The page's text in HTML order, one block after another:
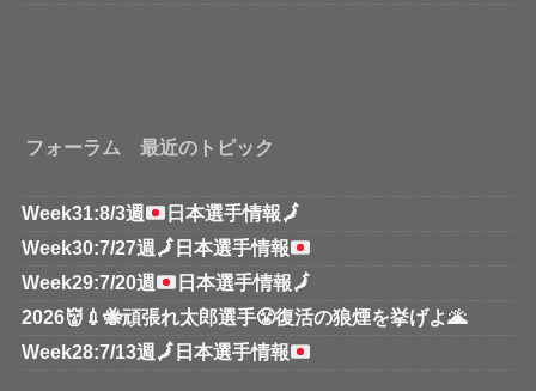
フォーラム 最近のトピック
Week31:8/3週 日本選手情報🗾
Week30:7/27週 🗾 日本選手情報
Week29:7/20週
日本選手情報🗾
2026👹💉🐝頑張れ太郎選手😤復活の狼煙を挙げよ🌋
Week28:7/13週 🗾 日本選手情報